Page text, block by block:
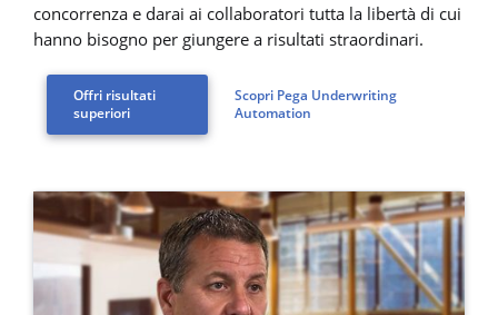
concorrenza e darai ai collaboratori tutta la libertà di cui
hanno bisogno per giungere a risultati straordinari.
Offri risultati
superiori
Scopri Pega Underwriting
Automation